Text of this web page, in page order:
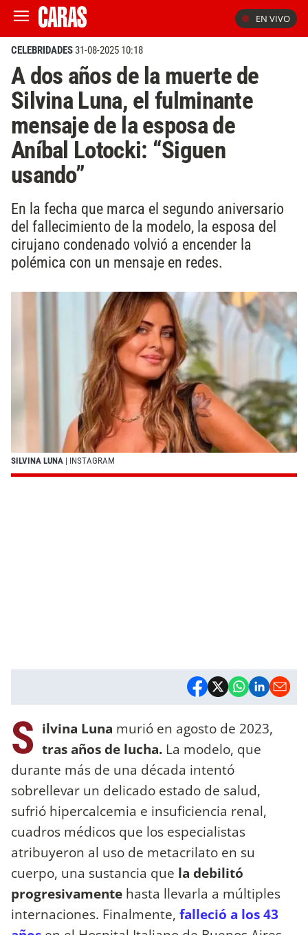
EN VIVO
CELEBRIDADES31-08-2025 10:18
A dos años de la muerte de
Silvina Luna, el fulminante
mensaje de la esposa de
Aníbal Lotocki: “Siguen
usando”
En la fecha que marca el segundo aniversario
del fallecimiento de la modelo, la esposa del
cirujano condenado volvió a encender la
polémica con un mensaje en redes.
SILVINA LUNA | INSTAGRAM
S ilvina Luna murió en agosto de 2023,
tras años de lucha. La modelo, que
durante más de una década intentó
sobrellevar un delicado estado de salud,
sufrió hipercalcemia e insuficiencia renal,
cuadros médicos que los especialistas
atribuyeron al uso de metacrilato en su
cuerpo, una sustancia que la debilitó
progresivamente hasta llevarla a múltiples
internaciones. Finalmente, falleció a los 43